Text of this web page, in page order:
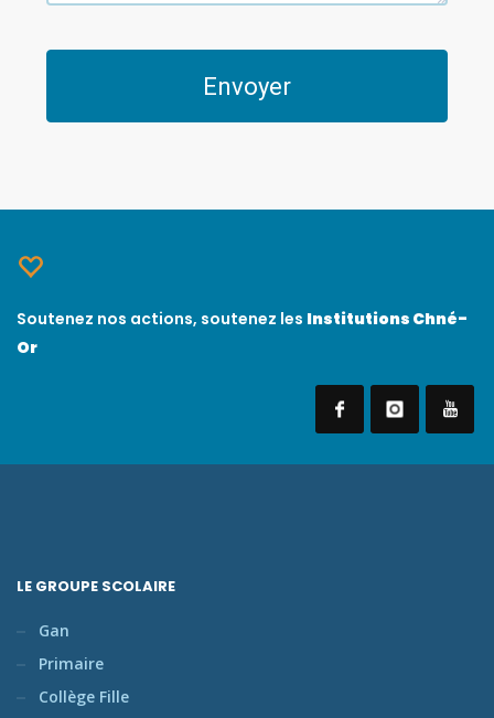
Soutenez nos actions, soutenez les Institutions Chné-
Or
LE GROUPE SCOLAIRE
Gan
Primaire
Collège Fille